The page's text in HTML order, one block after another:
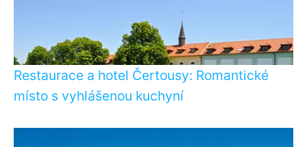
Restaurace a hotel Čertousy: Romantické
místo s vyhlášenou kuchyní